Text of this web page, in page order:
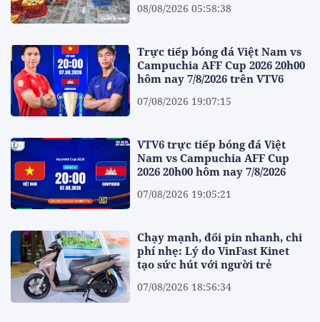
08/08/2026 05:58:38
Trực tiếp bóng đá Việt Nam vs
Campuchia AFF Cup 2026 20h00
hôm nay 7/8/2026 trên VTV6
07/08/2026 19:07:15
VTV6 trực tiếp bóng đá Việt
Nam vs Campuchia AFF Cup
2026 20h00 hôm nay 7/8/2026
07/08/2026 19:05:21
Chạy mạnh, đổi pin nhanh, chi
phí nhẹ: Lý do VinFast Kinet
tạo sức hút với người trẻ
07/08/2026 18:56:34